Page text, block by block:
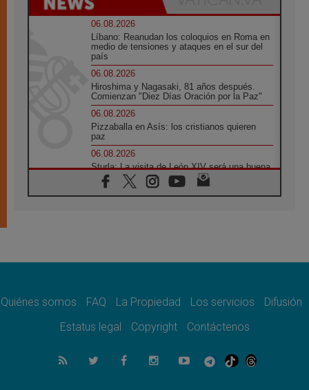
06.08.2026
Líbano: Reanudan los coloquios en Roma en
medio de tensiones y ataques en el sur del
país
06.08.2026
Hiroshima y Nagasaki, 81 años después.
Comienzan "Diez Días Oración por la Paz"
06.08.2026
Pizzaballa en Asís: los cristianos quieren
paz
06.08.2026
Sturla: La visita de León XIV será una buena
noticia para todo el Uruguay
06.08.2026
gracia reconciliación y esperanza
Cardenal Rossi: "La llegada del Papa León a
06.08.2026
En Asís, León XIV invita a los jóvenes a
Quiénes somos FAQ La Propiedad Los servicios
Difusión
Estatus legal
Copyright Contáctenos